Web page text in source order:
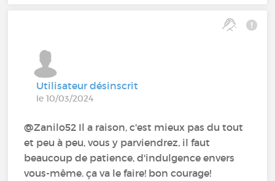
Utilisateur désinscrit
le 10/03/2024
@Zanilo52 Il a raison, c'est mieux pas du tout
et peu à peu, vous y parviendrez, il faut
beaucoup de patience, d'indulgence envers
vous-même. ça va le faire! bon courage!